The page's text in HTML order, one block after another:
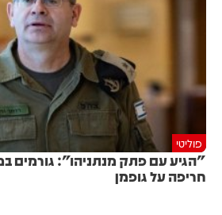
פוליטי
"הגיע עם פתק מנתניהו": גורמים
חריפה על גופמן